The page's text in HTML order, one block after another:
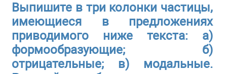
Выпишите в три колонки частицы,
имеющиеся в предложениях
приводимого ниже текста: а)
формообразующие; б)
отрицательные; в) модальные.